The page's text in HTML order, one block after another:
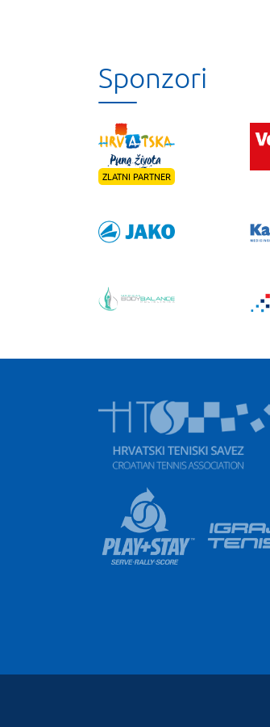
Sponzori
ZLATNI PARTNER